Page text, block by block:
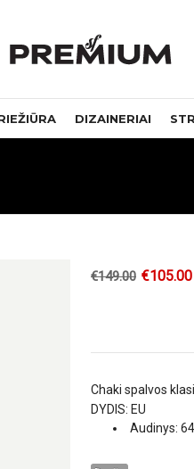
DIZAINERIAI
€149.00 €105.00
Chaki spalvos
DYDIS: EU
Audinys: